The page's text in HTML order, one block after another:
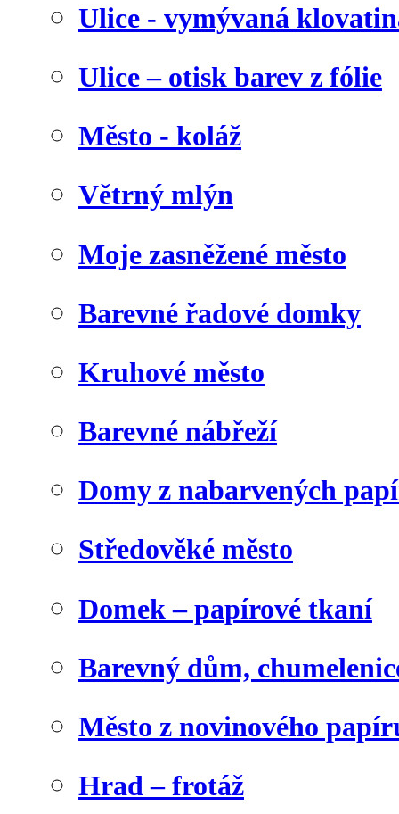
Ulice - vymývaná
Ulice – otisk barev z fólie
Město - koláž
Větrný mlýn
Moje zasněžené město
Barevné řadové domky
Kruhové město
Barevné nábřeží
Domy z nabarvených
Středověké město
Domek – papírové tkaní
Barevný dům,
Město z novinového
Hrad – frotáž